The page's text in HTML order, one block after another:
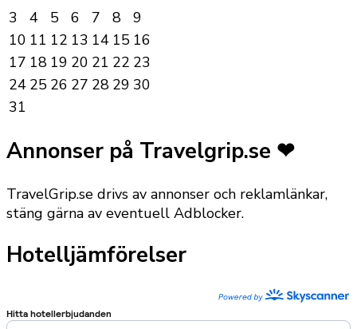
3
4 5 6 7 8
9
10 11 12 13 14 15 16
17 18 19 20 21 22 23
24 25 26 27 28 29 30
31
Annonser på Travelgrip.se ❤
TravelGrip.se drivs av annonser och reklamlänkar,
stäng gärna av eventuell Adblocker.
Hotelljämförelser